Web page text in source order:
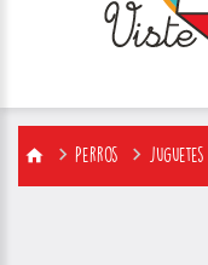
Perros Juguetes